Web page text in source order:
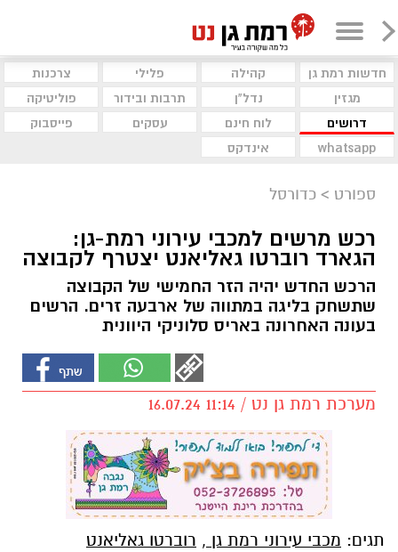
חדשות רמת גן קהילה פלילי
צרכנות
מגזין
נדל"ן תרבות ובידור
פוליטיקה
דרושים
לוח חינם עסקים
פייסבוק
whatsapp
אינדקס
ספורט > כדורסל
רכש מרשים למכבי עירוני רמת-גן:
הגארד רוברטו גאליאנט יצטרף לקבוצה
הרכש החדש יהיה הזר החמישי של הקבוצה
שתשחק בליגה במתווה של ארבעה זרים. הרשים
בעונה האחרונה באריס סלוניקי היוונית
מערכת רמת גן נט / 11:14 16.07.24
תגים: מכבי עירוני רמת גן , רוברטו גאליאנט